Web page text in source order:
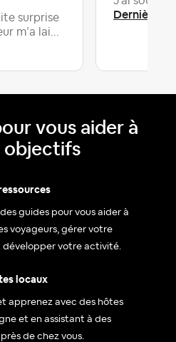
surprise
m’a lai...
Dernière
vous aider à
objectifs
guides pour vous aider à
voyageurs, gérer votre
développer votre activité.
locaux
apprenez avec des hôtes
et en assistant à des
de chez vous.